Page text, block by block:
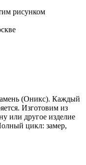
рисунком
(Оникс). Каждый
Изготовим из
или другое изделие
цикл: замер,